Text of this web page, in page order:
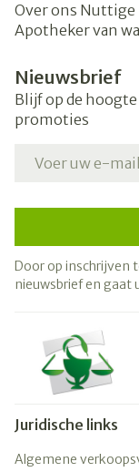
Over ons Nuttige
Apotheker van
Nieuwsbrief
Blijf op de
promoties
Door op inschrijven
nieuwsbrief en gaat
Juridische links
Algemene